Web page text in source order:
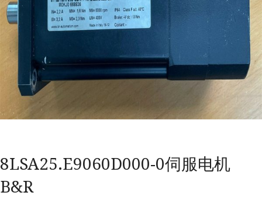
8LSA25.E9060D000-0伺服电机
B&R